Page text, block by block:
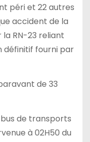
péri et 22 autres
accident de la
la RN-23 reliant
définitif fourni par
de 33
bus de transports
à 02H50 du